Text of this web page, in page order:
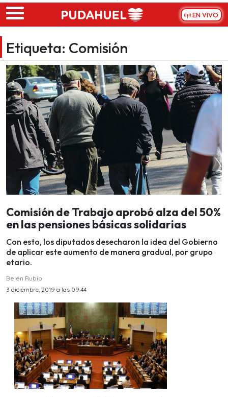
Skip to main content
EN VIVO
Etiqueta: Comisión
Comisión de Trabajo aprobó alza del 50%
en las pensiones básicas solidarias
Con esto, los diputados desecharon la idea del Gobierno
de aplicar este aumento de manera gradual, por grupo
etario.
Belén Rubio
3 diciembre, 2019 a las 09:44